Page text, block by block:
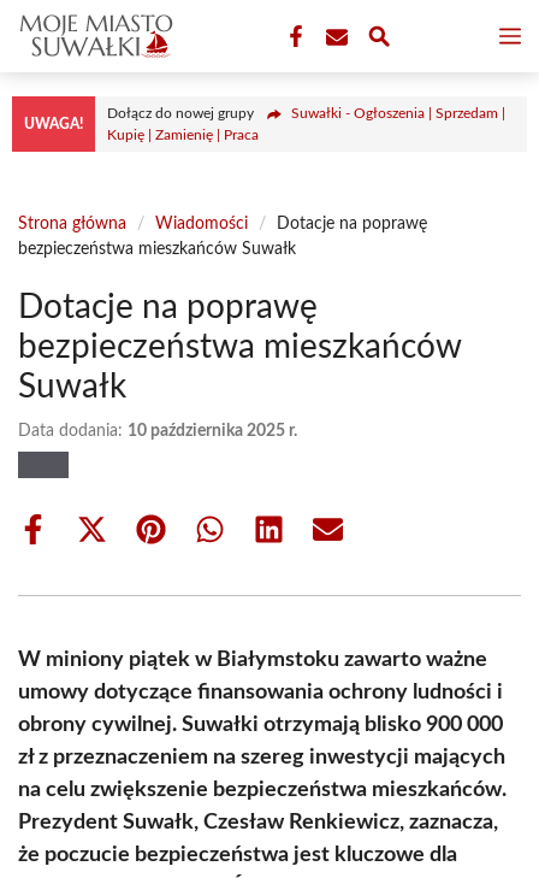
Przejdź
treści
UWAGA!
Dołącz do nowej grupy
Suwałki - Ogłoszenia | Sprzedam |
Kupię | Zamienię | Praca
Strona główna / Wiadomości /
Dotacje na poprawę
bezpieczeństwa mieszkańców Suwałk
Dotacje na poprawę
bezpieczeństwa mieszkańców
Suwałk
Data dodania: 10 października 2025 r.
Share
Share
(Twitter)
Share Share Share Share
W miniony piątek w Białymstoku zawarto ważne
umowy dotyczące finansowania ochrony ludności i
obrony cywilnej. Suwałki otrzymają blisko 900 000
zł z przeznaczeniem na szereg inwestycji mających
na celu zwiększenie bezpieczeństwa mieszkańców.
Prezydent Suwałk, Czesław Renkiewicz, zaznacza,
że poczucie bezpieczeństwa jest kluczowe dla